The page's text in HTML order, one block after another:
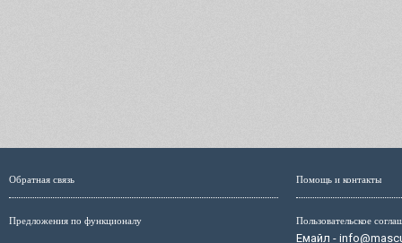
Обратная связь
Предложения по функционалу
Помощь и контакты
Пользовательское
Емайл -